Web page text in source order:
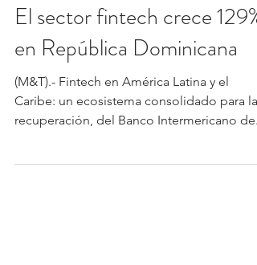
El sector fintech crece 129%
en República Dominicana
(M&T).- Fintech en América Latina y el
Caribe: un ecosistema consolidado para la
recuperación, del Banco Intermericano de...